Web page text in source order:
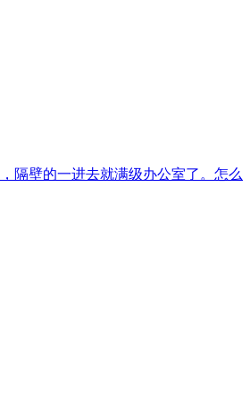
隔壁的一进去就满级办公室了。怎么